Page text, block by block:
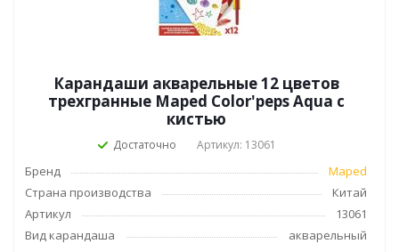
Карандаши акварельные 12 цветов
трехгранные Maped Color'peps Aqua с
кистью
Достаточно Артикул: 13061
Бренд
Maped
Страна производства
Китай
Артикул
13061
Вид карандаша
акварельный